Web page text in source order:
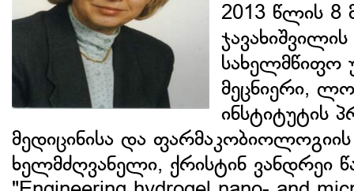
2013 წლის 8
სახელმწიფო
მეცნიერი,
ინსტიტუტის
მედიცინისა და
ხელმძღვანელი, ქრისტინ ვანდრეი